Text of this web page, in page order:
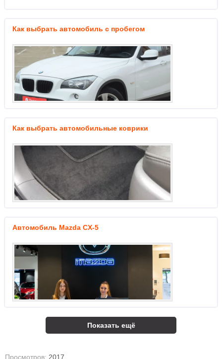
Как выбрать автомобиль с пробегом
Как выбрать автомобильные коврики
Автомобиль Mazda CX-5
Показать ещё
Просмотров: 2017